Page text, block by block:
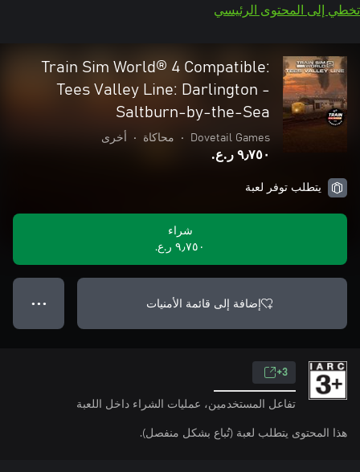
تخطي إلى المحتوى الرئيسي
Train Sim World® 4 Compatible:
Tees Valley Line: Darlington -
Saltburn-by-the-Sea
Dovetail Games
• محاكاة • أخرى
٩٫٧٥٠ ر.ع.‏
يتطلب توفر لعبة
شراء
٩٫٧٥٠ ر.ع.‏
إضافة إلى قائمة الأمنيات ● ● ●
3+
تفاعل المستخدمين، عمليات الشراء داخل اللعبة
هذا المحتوى يتطلب لعبة (تُباع بشكل منفصل).